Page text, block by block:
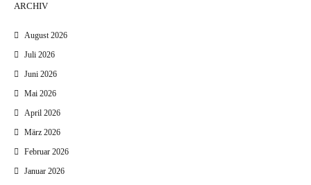
ARCHIV
August 2026
Juli 2026
Juni 2026
Mai 2026
April 2026
März 2026
Februar 2026
Januar 2026